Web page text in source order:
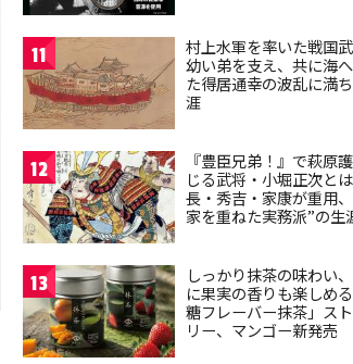
11
村上水軍を率いた戦国武
幼い弟を支え、共に海
た得居通幸の波乱に満
涯
12
『豊臣兄弟！』で萩原
じる武将・小堀正次と
長・秀吉・家康が重用
家を重ねた実務派”の生
13
しっかり抹茶の味わい
に果実の香りも楽しめ
糖フレーバー抹茶」ス
リー、マンゴー新発売